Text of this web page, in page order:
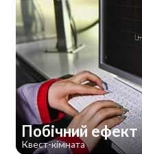
Побічний ефект
Квест-кімната